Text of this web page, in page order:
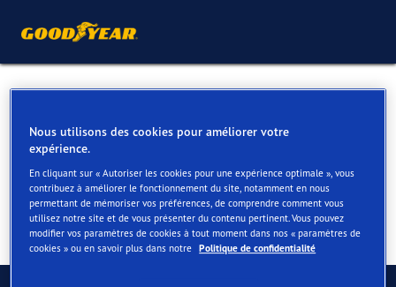
Pneus pour votre VW
Phaeton
Nous utilisons des cookies pour améliorer votre
expérience.
En cliquant sur « Autoriser les cookies pour une expérience optimale », vous
contribuez à améliorer le fonctionnement du site, notamment en nous
permettant de mémoriser vos préférences, de comprendre comment vous
utilisez notre site et de vous présenter du contenu pertinent. Vous pouvez
modifier vos paramètres de cookies à tout moment dans nos « paramètres de
cookies » ou en savoir plus dans notre Politique de confidentialité